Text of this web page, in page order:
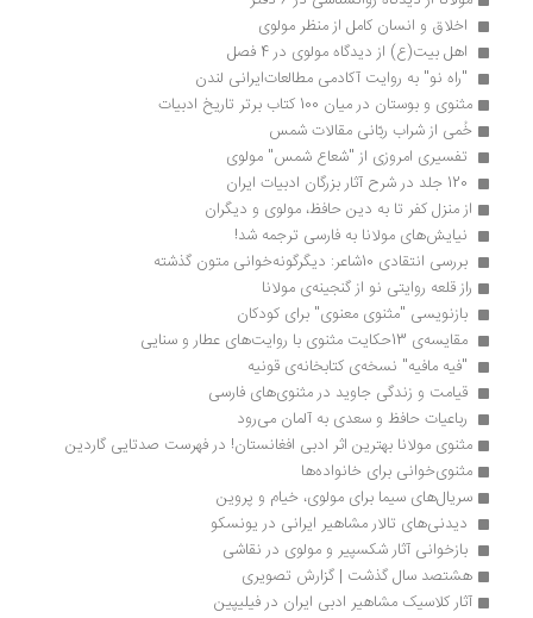
اخلاق و انسان کامل از منظر مولوی
اهل بیت(ع) از دیدگاه مولوی در 4 فصل
"راه نو" به روایت آکادمی مطالعات‌ایرانی لندن
مثنوی و بوستان در میان 100 کتاب برتر تاریخ ادبیات
خُمی از شراب ربّانی مقالات شمس
تفسیری امروزی از "شعاع شمس" مولوی
از منزل کفر تا به دین حافظ، مولوی و دیگران
نیایش‌های مولانا به فارسی ترجمه شد!
بررسی انتقادی 10شاعر: دیگرگونه‌خوانی متون گذشته
راز قلعه روایتی نو از گنجینه‌ی مولانا
بازنویسی "مثنوی معنوی" برای کودکان
مقایسه‌ی 13حکایت مثنوی با روایت‌های عطار و سنایی
"فیه مافیه" نسخه‌ی کتابخانه‌ی قونیه
قیامت و ‌زندگی جاوید در مثنوی‌های فارسی
رباعیات حافظ و سعدی به آلمان می‌رود
مثنوی مولانا بهترین اثر ادبی افغانستان! در فهرست صدتایی گاردین
مثنوی‌خوانی برای خانواده‌ها
سریال‌های سیما برای مولوی، خیام و پروین
دیدنی‌های تالار مشاهیر ایرانی در یونسکو
بازخوانی آثار شکسپیر و مولوی در نقاشی
هشتصد سال گذشت | گزارش تصویری
آثار کلاسیک مشاهیر ادبی ایران در فیلیپین